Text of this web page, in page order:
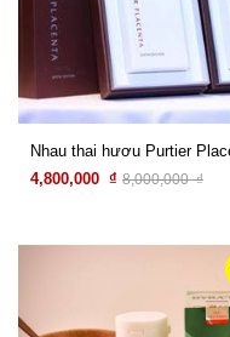
4,800,000 ₫ 8,000,000 ₫